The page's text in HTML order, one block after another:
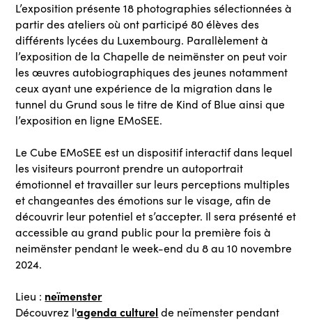
L’exposition présente 18 photographies sélectionnées à
partir des ateliers où ont participé 80 élèves des
différents lycées du Luxembourg. Parallèlement à
l’exposition de la Chapelle de neimënster on peut voir
les œuvres autobiographiques des jeunes notamment
ceux ayant une expérience de la migration dans le
tunnel du Grund sous le titre de Kind of Blue ainsi que
l’exposition en ligne EMoSEE.
Le Cube EMoSEE est un dispositif interactif dans lequel
les visiteurs pourront prendre un autoportrait
émotionnel et travailler sur leurs perceptions multiples
et changeantes des émotions sur le visage, afin de
découvrir leur potentiel et s’accepter. Il sera présenté et
accessible au grand public pour la première fois à
neimënster pendant le week-end du 8 au 10 novembre
2024.
Lieu : neïmenster
Découvrez l'agenda culturel de neïmenster pendant